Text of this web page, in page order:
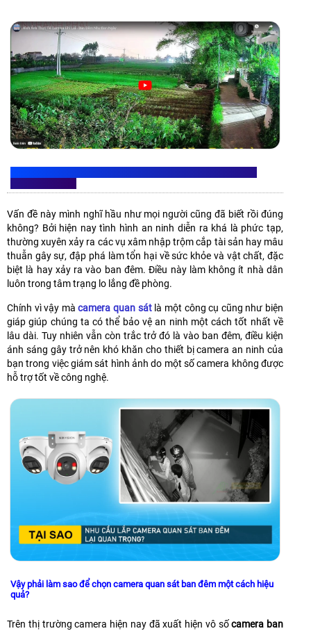
Vấn đề này mình nghĩ hầu như mọi người cũng đã biết rồi đúng
không? Bởi hiện nay tình hình an ninh diễn ra khá là phức tạp,
thường xuyên xảy ra các vụ xâm nhập trộm cắp tài sản hay mâu
thuẫn gây sự, đập phá làm tổn hại về sức khỏe và vật chất, đặc
biệt là hay xảy ra vào ban đêm. Điều này làm không ít nhà dân
luôn trong tâm trạng lo lắng đề phòng.
Chính vì vậy màcamera quan sátlà một công cụ cũng như biện
giáp giúp chúng ta có thể bảo vệ an ninh một cách tốt nhất về
lâu dài. Tuy nhiên vẫn còn trắc trở đó là vào ban đêm, điều kiện
ánh sáng gây trở nên khó khăn cho thiết bị camera an ninh của
bạn trong việc giám sát hình ảnh do một số camera không được
hỗ trợ tốt về công nghệ.
Vậy phải làm sao để chọn camera quan sát ban đêm một cách hiệu
quả?
Trên thị trường camera hiện nay đã xuất hiện vô sốcamera ban